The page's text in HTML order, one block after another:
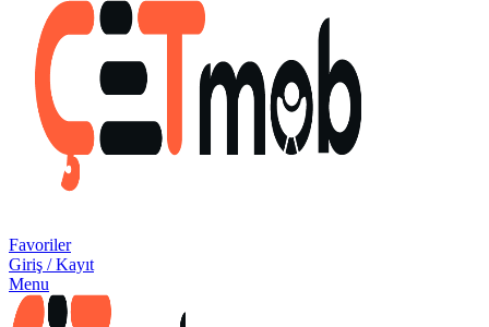
Favoriler
Giriş / Kayıt
Menu